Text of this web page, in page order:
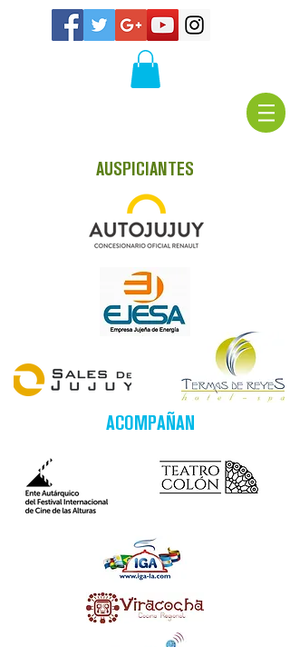
AUSPICIANTES
ACOMPAÑAN